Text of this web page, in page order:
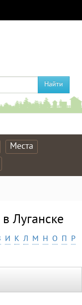
Найти
Места
Луганске
И К Л М Н О П Р